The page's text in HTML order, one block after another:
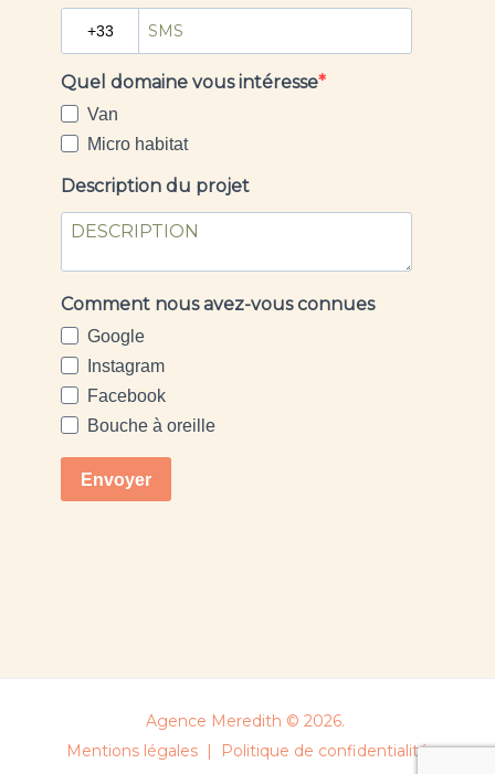
Agence Meredith © 2026.
Mentions légales |
Politique de confidentialité